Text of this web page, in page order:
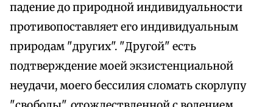
падение до природной индивидуальности
противопоставляет его индивидуальным
природам "других". "Другой" есть
подтверждение моей экзистенциальной
неудачи, моего бессилия сломать скорлупу